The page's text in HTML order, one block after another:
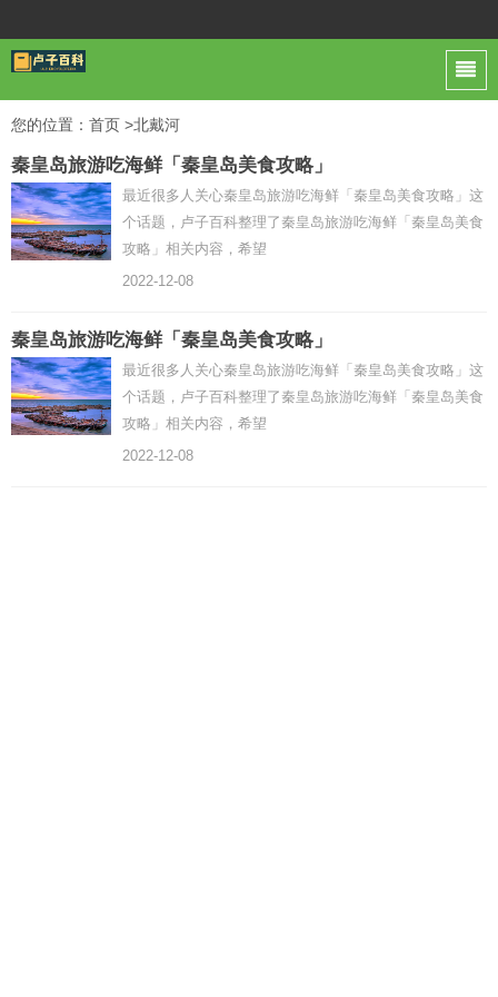
您的位置： 首页 >北戴河
秦皇岛旅游吃海鲜「秦皇岛美食攻略」
最近很多人关心秦皇岛旅游吃海鲜「秦皇岛美食攻略」这
个话题，卢子百科整理了秦皇岛旅游吃海鲜「秦皇岛美食
攻略」相关内容，希望
2022-12-08
秦皇岛旅游吃海鲜「秦皇岛美食攻略」
最近很多人关心秦皇岛旅游吃海鲜「秦皇岛美食攻略」这
个话题，卢子百科整理了秦皇岛旅游吃海鲜「秦皇岛美食
攻略」相关内容，希望
2022-12-08